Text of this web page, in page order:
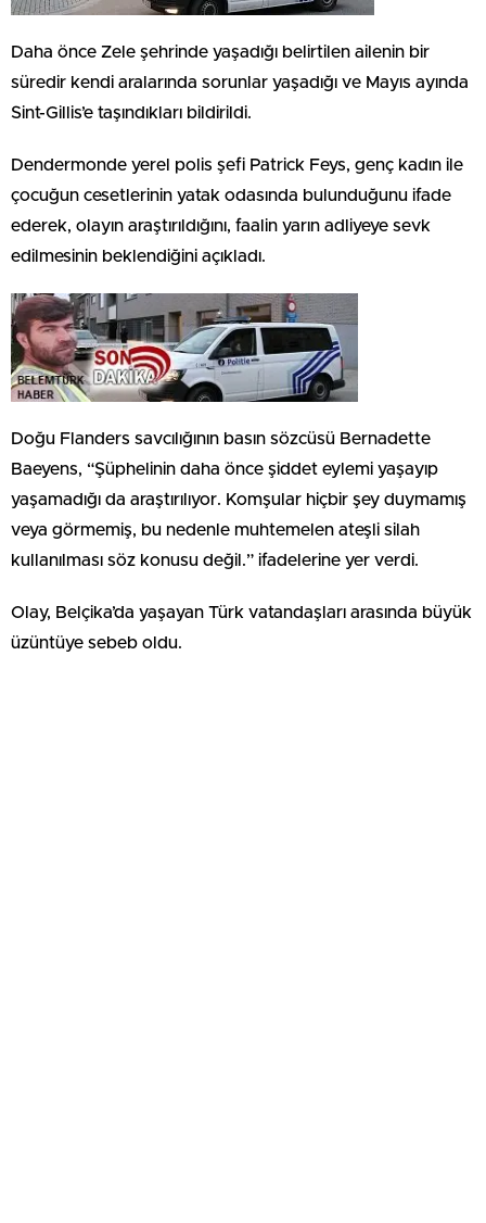
Daha önce Zele şehrinde yaşadığı belirtilen ailenin bir
süredir kendi aralarında sorunlar yaşadığı ve Mayıs ayında
Sint-Gillis’e taşındıkları bildirildi.
Dendermonde yerel polis şefi Patrick Feys, genç kadın ile
çocuğun cesetlerinin yatak odasında bulunduğunu ifade
ederek, olayın araştırıldığını, faalin yarın adliyeye sevk
edilmesinin beklendiğini açıkladı.
Doğu Flanders savcılığının basın sözcüsü Bernadette
Baeyens, “Şüphelinin daha önce şiddet eylemi yaşayıp
yaşamadığı da araştırılıyor. Komşular hiçbir şey duymamış
veya görmemiş, bu nedenle muhtemelen ateşli silah
kullanılması söz konusu değil.” ifadelerine yer verdi.
Olay, Belçika’da yaşayan Türk vatandaşları arasında büyük
üzüntüye sebeb oldu.